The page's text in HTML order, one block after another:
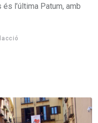
l’última Patum, amb